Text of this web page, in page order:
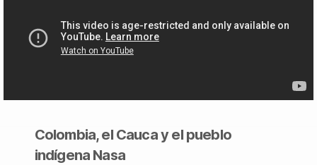
Colombia, el Cauca y el pueblo
indígena Nasa